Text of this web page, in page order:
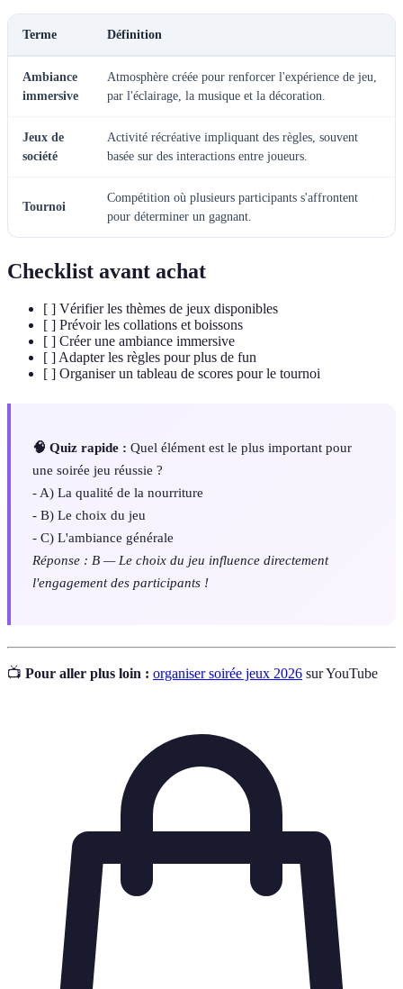
Terme Définition
Ambiance
immersive
Atmosphère créée pour renforcer l'expérience de jeu,
par l'éclairage, la musique et la décoration.
Jeux de
société
Activité récréative impliquant des règles, souvent
basée sur des interactions entre joueurs.
Tournoi
Compétition où plusieurs participants s'affrontent
pour déterminer un gagnant.
Checklist avant achat
[ ] Vérifier les thèmes de jeux disponibles
[ ] Prévoir les collations et boissons
[ ] Créer une ambiance immersive
[ ] Adapter les règles pour plus de fun
[ ] Organiser un tableau de scores pour le tournoi
🧠 Quiz rapide : Quel élément est le plus important pour
une soirée jeu réussie ?
- A) La qualité de la nourriture
- B) Le choix du jeu
- C) L'ambiance générale
Réponse : B — Le choix du jeu influence directement
l'engagement des participants !
📺 Pour aller plus loin : organiser soirée jeux 2026 sur YouTube